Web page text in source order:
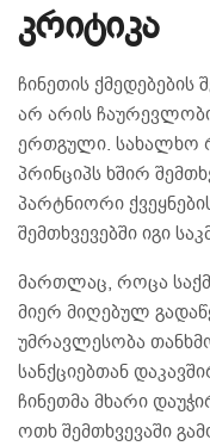
კრიტიკა
ჩინეთის ქმედებების
არ არის
ერთგული. სახალხო
პრინციპს ხშირ
პარტნიორი
შემთხვევებში იგი
მართლაც, როცა
მიერ მიღებულ
უმრავლესობა
სანქციებთან
ჩინეთმა მხარი
ოთხ შემთხვევაში